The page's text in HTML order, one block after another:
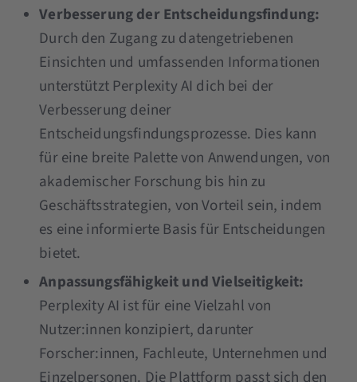
Verbesserung der Entscheidungsfindung:
Durch den Zugang zu datengetriebenen
Einsichten und umfassenden Informationen
unterstützt Perplexity AI dich bei der
Verbesserung deiner
Entscheidungsfindungsprozesse. Dies kann
für eine breite Palette von Anwendungen, von
akademischer Forschung bis hin zu
Geschäftsstrategien, von Vorteil sein, indem
es eine informierte Basis für Entscheidungen
bietet​​.
Anpassungsfähigkeit und Vielseitigkeit:
Perplexity AI ist für eine Vielzahl von
Nutzer:innen konzipiert, darunter
Forscher:innen, Fachleute, Unternehmen und
Einzelpersonen. Die Plattform passt sich den